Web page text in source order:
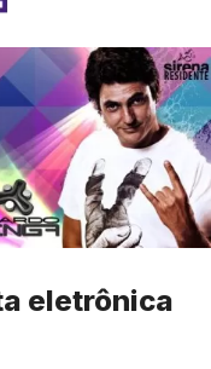
eletrônica